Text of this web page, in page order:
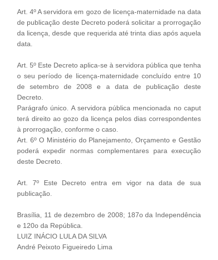
Art. 4º A servidora em gozo de licença-maternidade na data
de publicação deste Decreto poderá solicitar a prorrogação
da licença, desde que requerida até trinta dias após aquela
data.
Art. 5º Este Decreto aplica-se à servidora pública que tenha
o seu período de licença-maternidade concluído entre 10
de setembro de 2008 e a data de publicação deste
Decreto.
Parágrafo único. A servidora pública mencionada no caput
terá direito ao gozo da licença pelos dias correspondentes
à prorrogação, conforme o caso.
Art. 6º O Ministério do Planejamento, Orçamento e Gestão
poderá expedir normas complementares para execução
deste Decreto.
Art. 7º Este Decreto entra em vigor na data de sua
publicação.
Brasília, 11 de dezembro de 2008; 187o da Independência
e 120o da República.
LUIZ INÁCIO LULA DA SILVA
André Peixoto Figueiredo Lima